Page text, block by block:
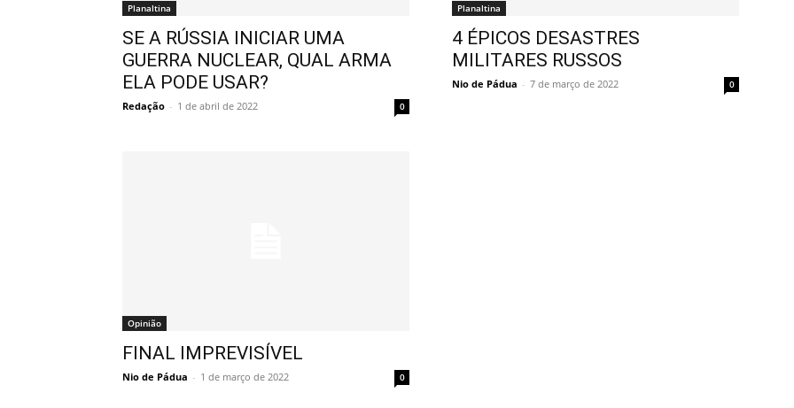
Planaltina
SE A RÚSSIA INICIAR UMA
GUERRA NUCLEAR, QUAL ARMA
ELA PODE USAR?
Redação - 1 de abril de 2022 0
Planaltina
4 ÉPICOS DESASTRES
MILITARES RUSSOS
Nio de Pádua - 7 de março de 2022 0
Opinião
FINAL IMPREVISÍVEL
Nio de Pádua - 1 de março de 2022 0